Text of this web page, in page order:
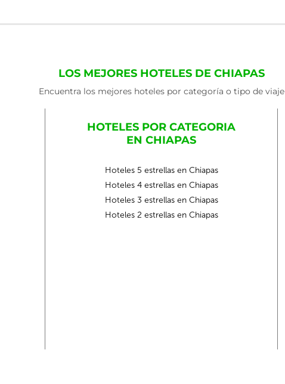
LOS MEJORES HOTELES DE CHIAPAS
Encuentra los mejores hoteles por categoría o tipo de viaje
HOTELES POR CATEGORIA
EN CHIAPAS
Hoteles 5 estrellas en Chiapas
Hoteles 4 estrellas en Chiapas
Hoteles 3 estrellas en Chiapas
Hoteles 2 estrellas en Chiapas